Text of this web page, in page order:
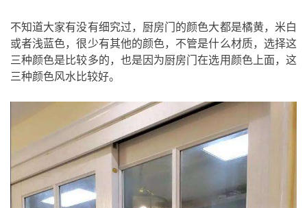
不知道大家有没有细究过，厨房门的颜色大都是橘黄，米白
或者浅蓝色，很少有其他的颜色，不管是什么材质，选择这
三种颜色是比较多的，也是因为厨房门在选用颜色上面，这
三种颜色风水比较好。